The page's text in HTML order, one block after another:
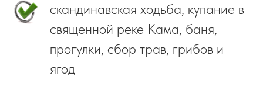
скандинавская ходьба, купание в
священной реке Кама, баня,
прогулки, сбор трав, грибов и
ягод